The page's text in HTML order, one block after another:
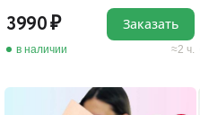
3990
в наличии 2 ч.
Заказать